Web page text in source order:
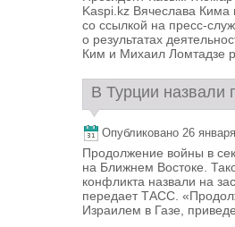
Kaspi.kz Вячеслава
со ссылкой на пресс-
о результатах
Ким и Михаил Ломтадзе
В Турции назвали
Опубликовано 26
Продолжение войны в
на Ближнем Востоке.
конфликта назвали на
передает ТАСС.
Израилем в Газе,